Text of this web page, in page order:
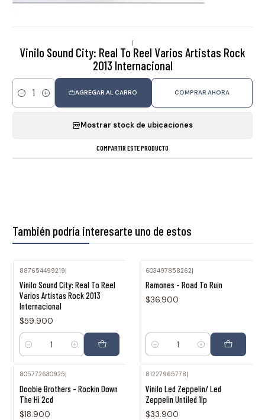
|
Vinilo Sound City: Real To Reel Varios Artistas Rock
2013 Internacional
Cantidad
AGREGAR AL CARRO COMPRAR AHORA
Mostrar stock de ubicaciones
COMPARTIR ESTE PRODUCTO
También podría interesarte uno de estos
887654499219|
Vinilo Sound City: Real To Reel
Varios Artistas Rock 2013
Internacional
$59.900
Cantidad
603497858262|
Ramones - Road To Ruin
$36.900
Cantidad
805772630925
Doobie Brothers - Rockin Down
The Hi 2cd
$18.900
81227965778
Vinilo Led Zeppelin/ Led
Zeppelin Untiled 1lp
$33.900